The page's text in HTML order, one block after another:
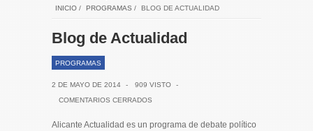
INICIO / PROGRAMAS / BLOG DE ACTUALIDAD
Blog de Actualidad
PROGRAMAS
2 DE MAYO DE 2014 - 909 VISTO
-
COMENTARIOS CERRADOS
Alicante Actualidad es un programa de debate político